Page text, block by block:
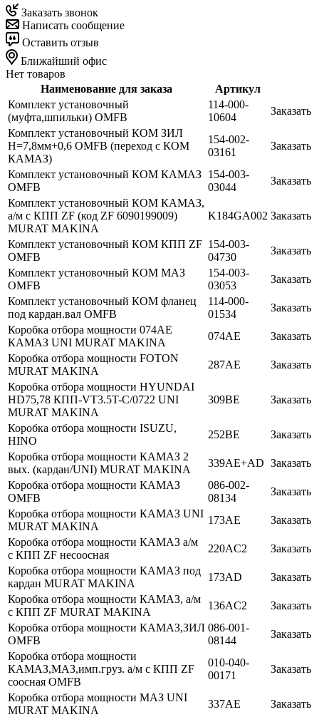
Заказать звонок
Написать сообщение
Оставить отзыв
Ближайший офис
Нет товаров
Наименование для заказа
Артикул
Комплект установочный
(муфта,шпильки) OMFB
114-000-
10604
Заказать
Комплект установочный КОМ ЗИЛ
H=7,8мм+0,6 OMFB (переход с КОМ
КАМАЗ)
154-002-
03161
Заказать
Комплект установочный КОМ КАМАЗ
OMFB
154-003-
03044
Заказать
Комплект установочный КОМ КАМАЗ,
а/м c КПП ZF (код ZF 6090199009)
MURAT MAKINA
K184GA002 Заказать
Комплект установочный КОМ КПП ZF
OMFB
154-003-
04730
Заказать
Комплект установочный КОМ МАЗ
OMFB
154-003-
03053
Заказать
Комплект установочный КОМ фланец
под кардан.вал OMFB
114-000-
01534
Заказать
Коробка отбора мощности 074AE
КАМАЗ UNI MURAT MAKINA
074AE
Заказать
Коробка отбора мощности FOTON
MURAT MAKINA
287AE
Заказать
Коробка отбора мощности HYUNDAI
HD75,78 КПП-VT3.5T-C/0722 UNI
MURAT MAKINA
309BE Заказать
Коробка отбора мощности ISUZU,
HINO
252BE
Заказать
Коробка отбора мощности КАМАЗ 2
вых. (кардан/UNI) MURAT MAKINA
339AE+AD Заказать
Коробка отбора мощности КАМАЗ
OMFB
086-002-
08134
Заказать
Коробка отбора мощности КАМАЗ UNI
MURAT MAKINA
173AE
Заказать
Коробка отбора мощности КАМАЗ а/м
c КПП ZF несоосная
220AC2
Заказать
Коробка отбора мощности КАМАЗ под
кардан MURAT MAKINA
173AD
Заказать
Коробка отбора мощности КАМАЗ, а/м
c КПП ZF MURAT MAKINA
136AC2
Заказать
Коробка отбора мощности КАМАЗ,ЗИЛ
OMFB
086-001-
08144
Заказать
Коробка отбора мощности
КАМАЗ,МАЗ,имп.груз. а/м c КПП ZF
соосная OMFB
010-040-
00171
Заказать
Коробка отбора мощности МАЗ UNI
MURAT MAKINA
337AE
Заказать